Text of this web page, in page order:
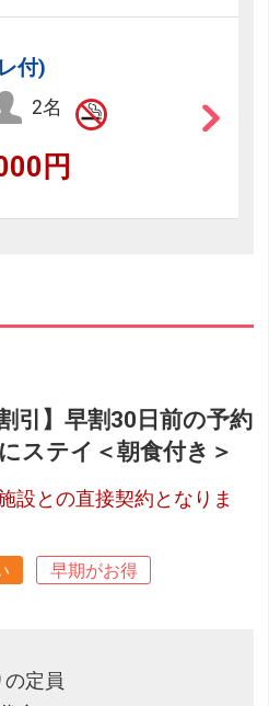
付)
2名
円
割引】早割30日前の予約
ステイ＜朝食付き＞
設との直接契約となりま
早期がお得
定員